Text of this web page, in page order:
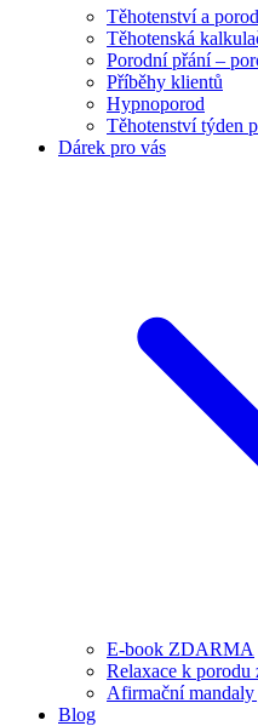
Těhotenství a porod
Těhotenská
Porodní přání –
Příběhy klientů
Hypnoporod
Těhotenství týden
Dárek pro vás
E-book ZDARMA
Relaxace k porodu
Afirmační mandaly
Blog